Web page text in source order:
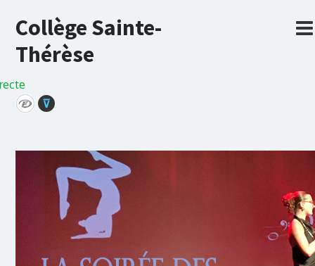
Collège Sainte-
Thérèse
⊽